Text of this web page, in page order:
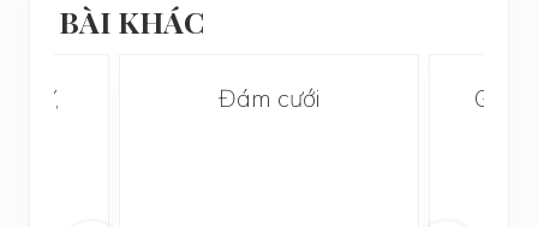
BÀI KHÁC
Đám cưới Gia